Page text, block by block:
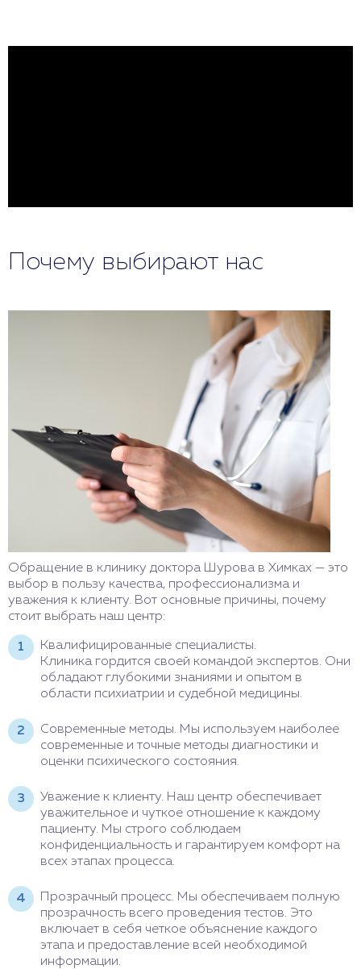
Почему выбирают нас
Обращение в клинику доктора Шурова в Химках — это
выбор в пользу качества, профессионализма и
уважения к клиенту. Вот основные причины, почему
стоит выбрать наш центр:
Квалифицированные специалисты.
Клиника гордится своей командой экспертов. Они
обладают глубокими знаниями и опытом в
области психиатрии и судебной медицины.
Современные методы. Мы используем наиболее
современные и точные методы диагностики и
оценки психического состояния.
Уважение к клиенту. Наш центр обеспечивает
уважительное и чуткое отношение к каждому
пациенту. Мы строго соблюдаем
конфиденциальность и гарантируем комфорт на
всех этапах процесса.
Прозрачный процесс. Мы обеспечиваем полную
прозрачность всего проведения тестов. Это
включает в себя четкое объяснение каждого
этапа и предоставление всей необходимой
информации.